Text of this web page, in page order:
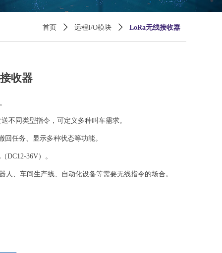
首页 ꄲ 远程I/O模块 ꄲ LoRa无线接收器
收器
送不同类型指令，可定义多种叫车需求。
回任务、显示多种状态等功能。
DC12-36V）。
人、车间生产线、自动化设备等需要无线指令的场合。